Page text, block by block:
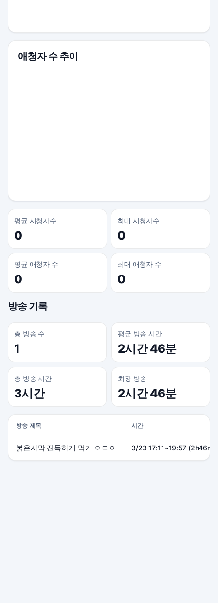
애청자 수 추이
평균 시청자수
0
최대 시청자수
0
평균 애청자 수
0
최대 애청자 수
0
방송 기록
총 방송 수
1
평균 방송 시간
2시간 46분
총 방송 시간
3시간
최장 방송
2시간 46분
방송 제목 시간
붉은사막 진득하게 먹기 ㅇㅌㅇ 3/23 17:11~19:57 (2h46m)